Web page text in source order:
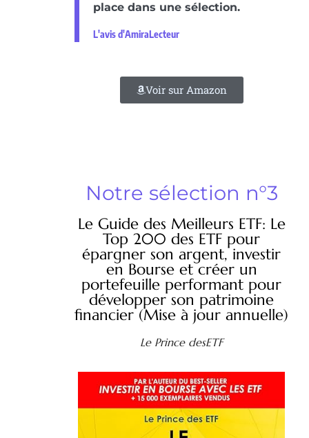
place dans une sélection.
L'avis d'AmiraLecteur
Voir sur Amazon
Notre sélection n°3
Le Guide des Meilleurs ETF: Le
Top 200 des ETF pour
épargner son argent, investir
en Bourse et créer un
portefeuille performant pour
développer son patrimoine
financier (Mise à jour annuelle)
Le Prince desETF